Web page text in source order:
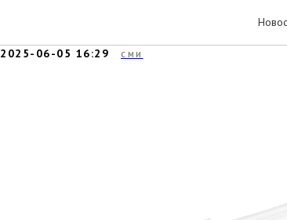
Reddit вступился за
2025-06-05 16:29 СМИ